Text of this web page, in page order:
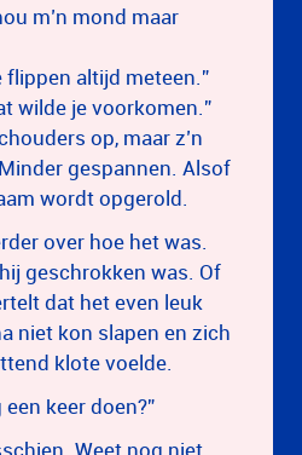
m’n mond maar
flippen altijd meteen.”
wilde je voorkomen.”
op, maar z’n
gespannen. Alsof
wordt opgerold.
over hoe het was.
geschrokken was. Of
dat het even leuk
niet kon slapen en zich
klote voelde.
een keer doen?”
Weet nog niet.